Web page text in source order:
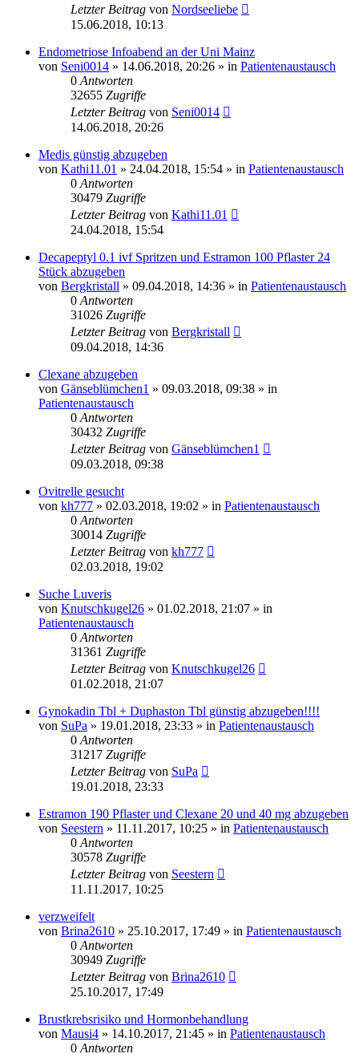
Letzter Beitrag von Nordseeliebe
15.06.2018, 10:13
Endometriose Infoabend an der Uni Mainz
von Seni0014 » 14.06.2018, 20:26 » in Patientenaustausch
0 Antworten
32655 Zugriffe
Letzter Beitrag von Seni0014
14.06.2018, 20:26
Medis günstig abzugeben
von Kathi11.01 » 24.04.2018, 15:54 » in Patientenaustausch
0 Antworten
30479 Zugriffe
Letzter Beitrag von Kathi11.01
24.04.2018, 15:54
Decapeptyl 0.1 ivf Spritzen und Estramon 100 Pflaster 24
Stück abzugeben
von Bergkristall » 09.04.2018, 14:36 » in Patientenaustausch
0 Antworten
31026 Zugriffe
Letzter Beitrag von Bergkristall
09.04.2018, 14:36
Clexane abzugeben
von Gänseblümchen1 » 09.03.2018, 09:38 » in
Patientenaustausch
0 Antworten
30432 Zugriffe
Letzter Beitrag von Gänseblümchen1
09.03.2018, 09:38
Ovitrelle gesucht
von kh777 » 02.03.2018, 19:02 » in Patientenaustausch
0 Antworten
30014 Zugriffe
Letzter Beitrag von kh777
02.03.2018, 19:02
Suche Luveris
von Knutschkugel26 » 01.02.2018, 21:07 » in
Patientenaustausch
0 Antworten
31361 Zugriffe
Letzter Beitrag von Knutschkugel26
01.02.2018, 21:07
Gynokadin Tbl + Duphaston Tbl günstig abzugeben!!!!
von SuPa » 19.01.2018, 23:33 » in Patientenaustausch
0 Antworten
31217 Zugriffe
Letzter Beitrag von SuPa
19.01.2018, 23:33
Estramon 190 Pflaster und Clexane 20 und 40 mg abzugeben
von Seestern » 11.11.2017, 10:25 » in Patientenaustausch
0 Antworten
30578 Zugriffe
Letzter Beitrag von Seestern
11.11.2017, 10:25
verzweifelt
von Brina2610 » 25.10.2017, 17:49 » in Patientenaustausch
0 Antworten
30949 Zugriffe
Letzter Beitrag von Brina2610
25.10.2017, 17:49
Brustkrebsrisiko und Hormonbehandlung
von Mausi4 » 14.10.2017, 21:45 » in Patientenaustausch
0 Antworten